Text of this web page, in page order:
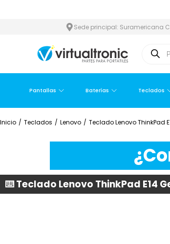
Sede principal: Suramericana
Pantallas Baterías Teclados
Inicio / Teclados / Lenovo / Teclado Lenovo ThinkPad
⌨️ Teclado Lenovo ThinkPad E14